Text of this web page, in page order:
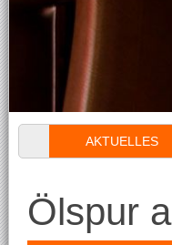
Navigation
AKTUELLES
Ölspur